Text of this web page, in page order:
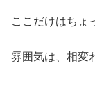
ここだけはちょ
雰囲気は、相変